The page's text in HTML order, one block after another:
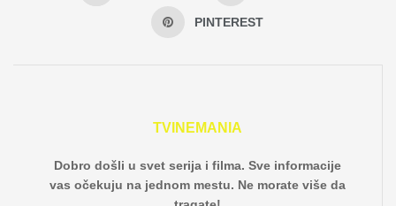
PINTEREST
TVINEMANIA
Dobro došli u svet serija i filma. Sve informacije
vas očekuju na jednom mestu. Ne morate više da